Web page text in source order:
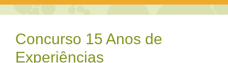
Concurso 15 Anos de
Experiências